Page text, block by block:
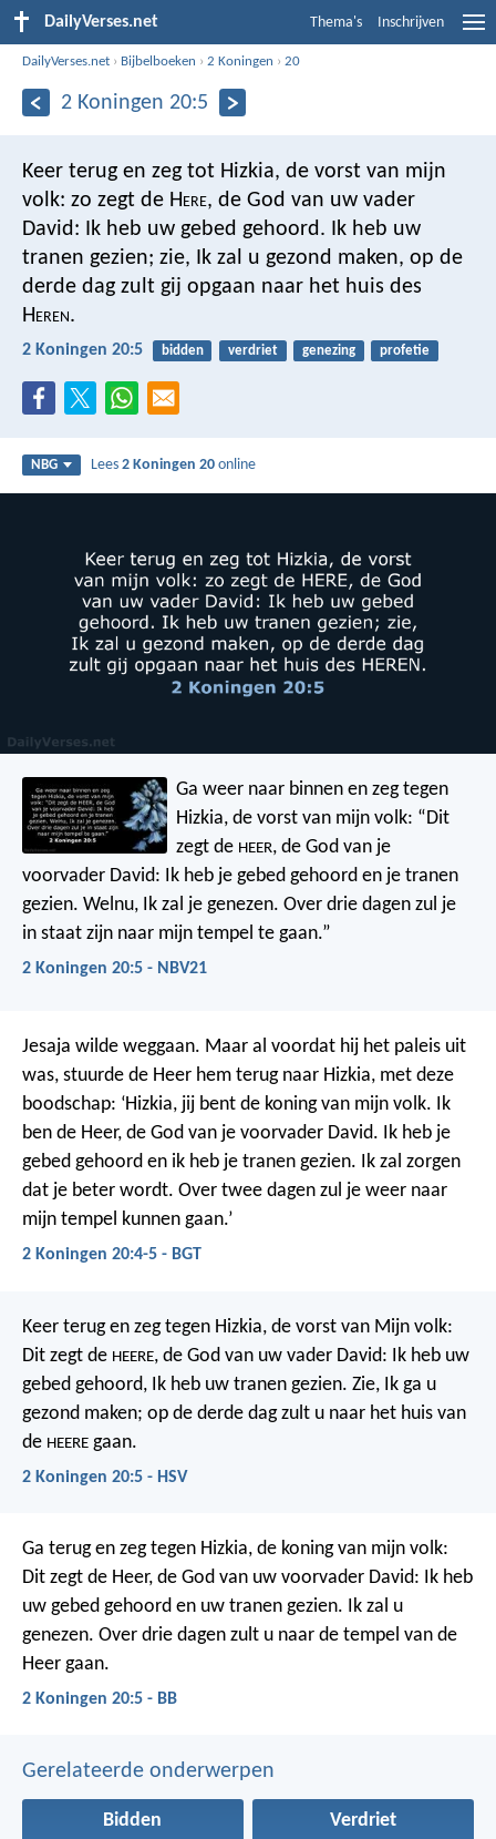
DailyVerses.net Thema's Inschrijven
DailyVerses.net › Bijbelboeken ›2 Koningen ›20
2 Koningen 20:5
Keer terug en zeg tot Hizkia, de vorst van mijn
volk: zo zegt de Here, de God van uw vader
David: Ik heb uw gebed gehoord. Ik heb uw
tranen gezien; zie, Ik zal u gezond maken, op de
derde dag zult gij opgaan naar het huis des
Heren.
2 Koningen 20:5 bidden verdriet genezing profetie
NBG Lees2 Koningen 20 online
Ga weer naar binnen en zeg tegen
Hizkia, de vorst van mijn volk: “Dit
zegt de HEER, de God van je
voorvader David: Ik heb je gebed gehoord en je tranen
gezien. Welnu, Ik zal je genezen. Over drie dagen zul je
in staat zijn naar mijn tempel te gaan.”
2 Koningen 20:5 - NBV21
Jesaja wilde weggaan. Maar al voordat hij het paleis uit
was, stuurde de Heer hem terug naar Hizkia, met deze
boodschap: ‘Hizkia, jij bent de koning van mijn volk. Ik
ben de Heer, de God van je voorvader David. Ik heb je
gebed gehoord en ik heb je tranen gezien. Ik zal zorgen
dat je beter wordt. Over twee dagen zul je weer naar
mijn tempel kunnen gaan.’
2 Koningen 20:4-5 - BGT
Keer terug en zeg tegen Hizkia, de vorst van Mijn volk:
Dit zegt de HEERE, de God van uw vader David: Ik heb uw
gebed gehoord, Ik heb uw tranen gezien. Zie, Ik ga u
gezond maken; op de derde dag zult u naar het huis van
de HEERE gaan.
2 Koningen 20:5 - HSV
Ga terug en zeg tegen Hizkia, de koning van mijn volk:
Dit zegt de Heer, de God van uw voorvader David: Ik heb
uw gebed gehoord en uw tranen gezien. Ik zal u
genezen. Over drie dagen zult u naar de tempel van de
Heer gaan.
2 Koningen 20:5 - BB
Gerelateerde onderwerpen
Bidden Verdriet